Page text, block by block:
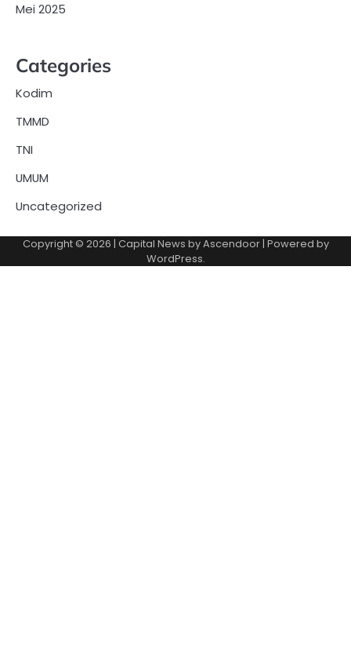
Mei 2025
Categories
Kodim
TMMD
TNI
UMUM
Uncategorized
Copyright © 2026 | Capital News byAscendoor| Powered by
WordPress.